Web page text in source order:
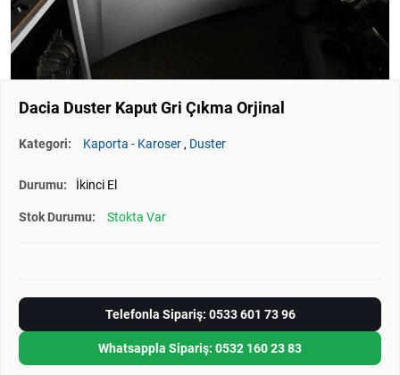
Dacia Duster Kaput Gri Çıkma Orjinal
Kategori: Kaporta - Karoser , Duster
Durumu: İkinci El
Stok Durumu: Stokta Var
Telefonla Sipariş: 0533 601 73 96
Whatsappla Sipariş: 0532 160 23 83